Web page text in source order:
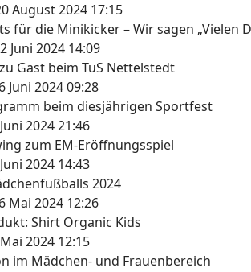
August 2024 17:15
für die Minikicker – Wir sagen „Vielen
Juni 2024 14:09
Gast beim TuS Nettelstedt
Juni 2024 09:28
beim diesjährigen Sportfest
2024 21:46
zum EM-Eröffnungsspiel
2024 14:43
2024
Mai 2024 12:26
Shirt Organic Kids
2024 12:15
im Mädchen- und Frauenbereich